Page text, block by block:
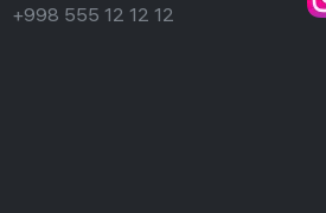
+998 555 12 12 12